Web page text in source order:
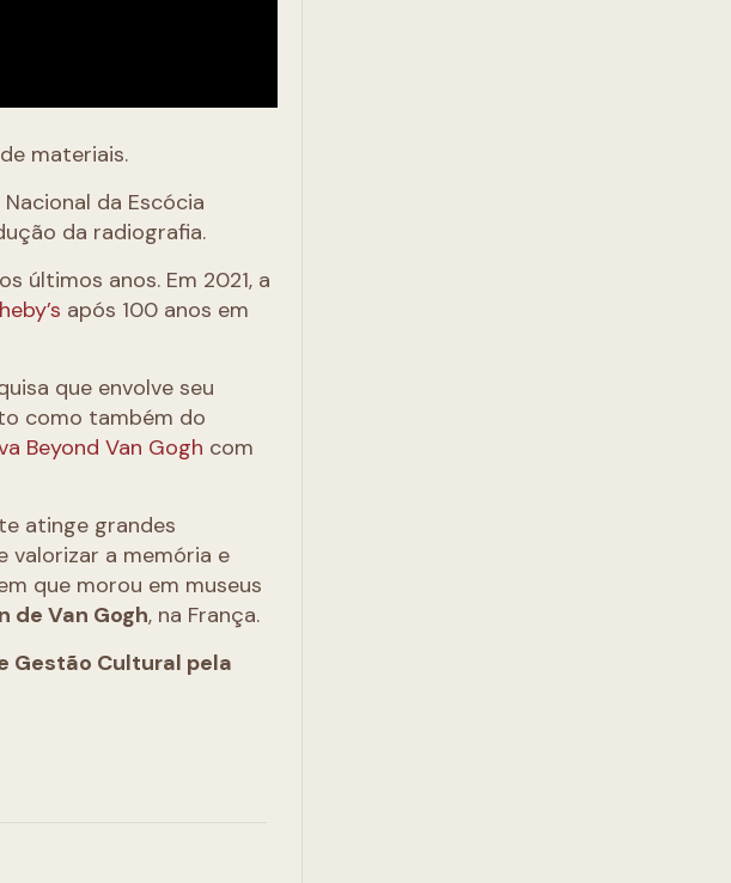
materiais.
da Escócia
da radiografia.
últimos anos. Em 2021, a
após 100 anos em
que envolve seu
como também do
Beyond Van Gogh com
atinge grandes
valorizar a memória e
que morou em museus
de Van Gogh, na França.
Gestão Cultural pela